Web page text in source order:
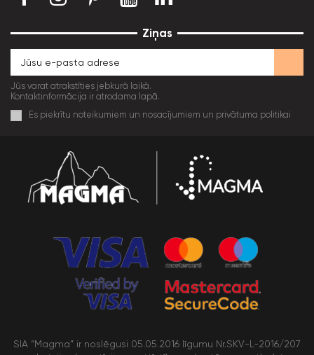
Ziņas
Jūs varat atrakstīties jebkurā laikā.
Kontaktinformācija ir atrodama lapā.
Es piekrītu noteikumiem un nosacījumiem un privātuma politikai
SIA “Magma” ir noslēgusi 05.05.2016 līgumu Nr.SKV-L-2016/207